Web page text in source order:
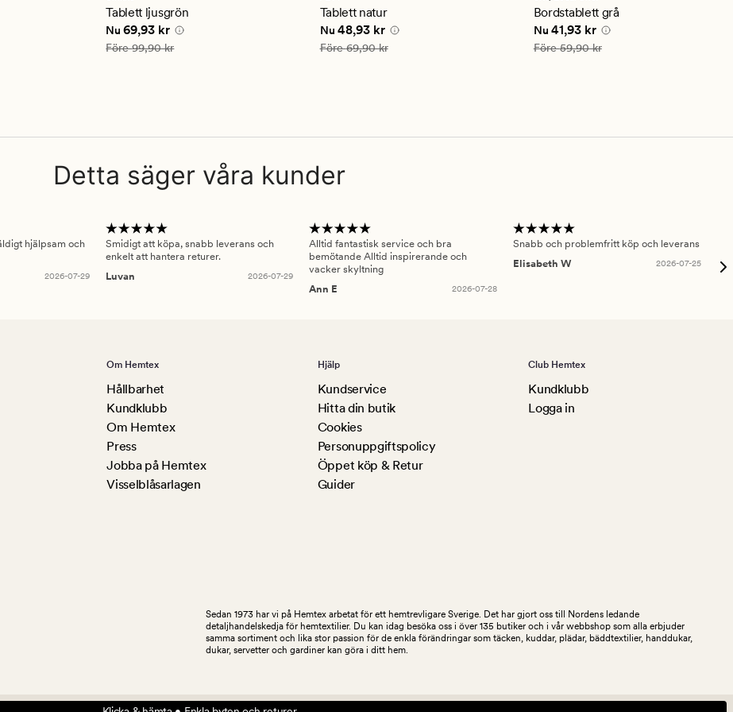
genomsnittligt
betyg
på
4.5
Tablett ljusgrön
Nuvarande pris
Nu 69,93 kr
Ordinarie pris
Före99,90 kr
genomsnittligt
betyg
på
4
Tablett natur
Nuvarande pris
Nu 48,93 kr
Ordinarie pris
Före69,90 kr
genomsnittligt
betyg
på
4.5
Bordstablett grå
Nuvarande pris
Nu 41,93 kr
Ordinarie pris
Före59,90 kr
Detta säger våra kunder
hjälpsam och
2026-07-29
Smidigt att köpa, snabb leverans och
enkelt att hantera returer.
Luvan
2026-07-29
Alltid fantastisk service och bra
bemötande Alltid inspirerande och
vacker skyltning
Ann E
2026-07-28
Snabb och problemfritt köp och leverans
Elisabeth W
2026-07-25
Om Hemtex
Hållbarhet
Kundklubb
Om Hemtex
Press
Jobba på Hemtex
Visselblåsarlagen
Hjälp
Kundservice
Hitta din butik
Cookies
Personuppgiftspolicy
Öppet köp & Retur
Guider
Club Hemtex
Kundklubb
Logga in
Sedan 1973 har vi på Hemtex arbetat för ett hemtrevligare Sverige. Det har gjort oss till Nordens ledande
detaljhandelskedja för hemtextilier. Du kan idag besöka oss i över 135 butiker och i vår webbshop som alla erbjuder
samma sortiment och lika stor passion för de enkla förändringar som täcken, kuddar, plädar, bäddtextilier, handdukar,
dukar, servetter och gardiner kan göra i ditt hem.